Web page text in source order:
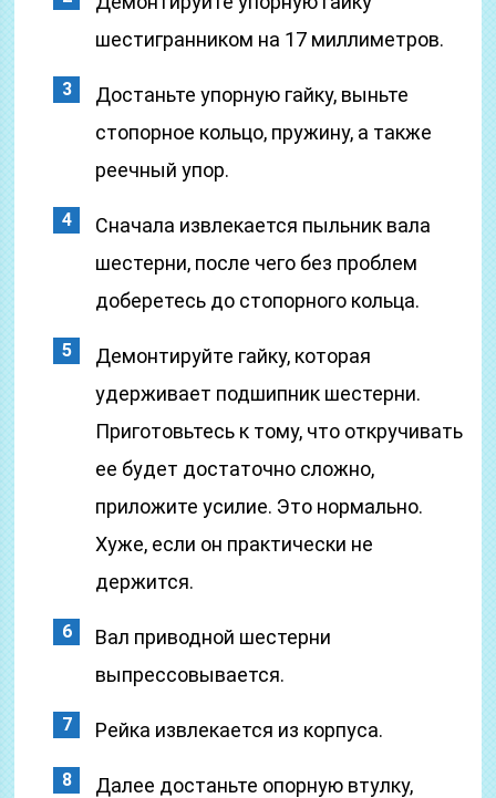
шестигранником на 17 миллиметров.
Достаньте упорную гайку, выньте
стопорное кольцо, пружину, а также
реечный упор.
Сначала извлекается пыльник вала
шестерни, после чего без проблем
доберетесь до стопорного кольца.
Демонтируйте гайку, которая
удерживает подшипник шестерни.
Приготовьтесь к тому, что откручивать
ее будет достаточно сложно,
приложите усилие. Это нормально.
Хуже, если он практически не
держится.
Вал приводной шестерни
выпрессовывается.
Рейка извлекается из корпуса.
Далее достаньте опорную втулку,